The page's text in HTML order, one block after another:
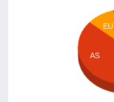
EU
AS